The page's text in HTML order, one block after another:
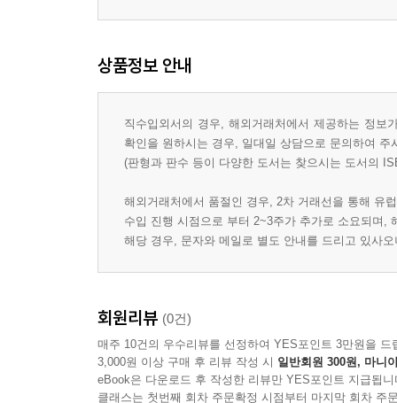
상품정보 안내
직수입외서의 경우, 해외거래처에서 제공하는 정
확인을 원하시는 경우, 일대일 상담으로 문의하여 주
(판형과 판수 등이 다양한 도서는 찾으시는 도서의
해외거래처에서 품절인 경우, 2차 거래선을 통해 유
수입 진행 시점으로 부터 2~3주가 추가로 소요되며,
해당 경우, 문자와 메일로 별도 안내를 드리고 있사
회원리뷰 (0건)
매주 10건의 우수리뷰를 선정하여 YES포인트 3만원을 드
3,000원 이상 구매 후 리뷰 작성 시 일반회원 300원, 마니
eBook은 다운로드 후 작성한 리뷰만 YES포인트 지급됩니
클래스는 첫번째 회차 주문확정 시점부터 마지막 회차 주